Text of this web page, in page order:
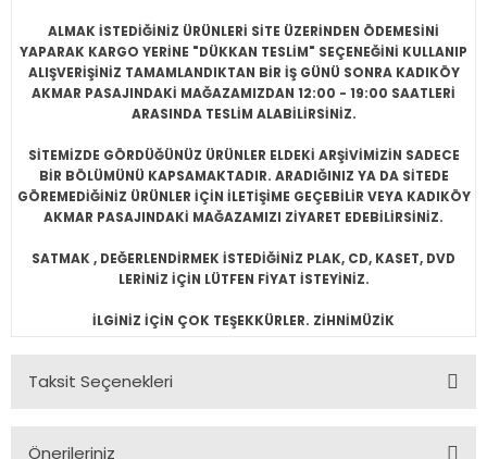
ALMAK İSTEDİĞİNİZ ÜRÜNLERİ SİTE ÜZERİNDEN ÖDEMESİNİ
YAPARAK KARGO YERİNE "DÜKKAN TESLİM" SEÇENEĞİNİ KULLANIP
ALIŞVERİŞİNİZ TAMAMLANDIKTAN BİR İŞ GÜNÜ SONRA KADIKÖY
AKMAR PASAJINDAKİ MAĞAZAMIZDAN 12:00 - 19:00 SAATLERİ
ARASINDA TESLİM ALABİLİRSİNİZ.
SİTEMİZDE GÖRDÜĞÜNÜZ ÜRÜNLER ELDEKİ ARŞİVİMİZİN SADECE
BİR BÖLÜMÜNÜ KAPSAMAKTADIR. ARADIĞINIZ YA DA SİTEDE
GÖREMEDİĞİNİZ ÜRÜNLER İÇİN İLETİŞİME GEÇEBİLİR VEYA KADIKÖY
AKMAR PASAJINDAKİ MAĞAZAMIZI ZİYARET EDEBİLİRSİNİZ.
SATMAK , DEĞERLENDİRMEK İSTEDİĞİNİZ PLAK, CD, KASET, DVD
LERİNİZ İÇİN LÜTFEN FİYAT İSTEYİNİZ.
İLGİNİZ İÇİN ÇOK TEŞEKKÜRLER. ZİHNİMÜZİK
Taksit Seçenekleri
Önerileriniz